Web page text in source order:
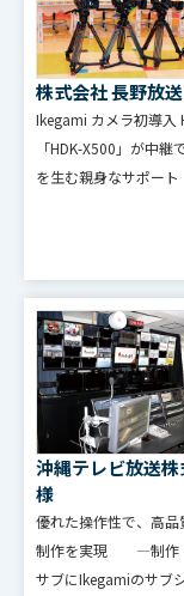
株式会社 長野放
Ikegami カメラ初導⼊
「HDK-X500」が中継
を⽣む親⾝なサポート
沖縄テレビ放送
様
優れた操作性で、高品
制作を実現 ―制作
サブにIkegamiのサブ